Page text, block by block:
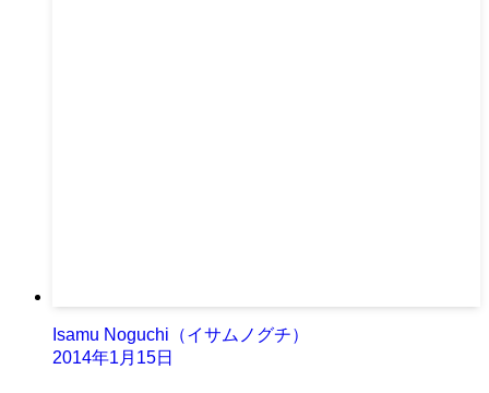
Isamu Noguchi（イサムノグチ）
2014年1月15日